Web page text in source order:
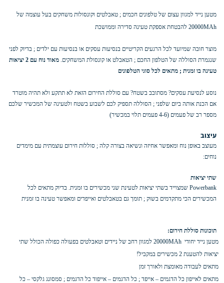
מטען נייד למגוון עצום של טלפונים חכמים ; טאבלטים וקונסולות משחקים בעל עוצמה של
20000MAh להבטחת אספקת טעינה סדירה וממושכת
מוצר חובה שמיועד לכל הרגעים הקריטיים בנסיעות עסקים או בנסיעות עם ילדים ; בדיוק לפני
שנגמרת הסוללה של הטלפון החכם ; הטאבלט או קונסולת המשחקים.
מאוד נוח עם 2 יציאות
טעינה בו זמנית ; מתאים לכל סוגי הטלפונים
נוסע לנסיעת עסקים? מסתובב בשטח? עם סוללת החירום הזאת לא תתקע ולא תהיה מוטרד
אם הכנת אותה ביום שלפני ; הסוללה תספיק לכם לשבוע בשטח ולטעינה של המכשיר שלכם
מספר רב של פעמים (4-6 פעמים תלוי במכשיר)
עיצוב
מעוצב באופן נוח ומאפשר אחיזה ונשיאה בצורה קלה ; סוללות חירום עוצמתית עם מימדים
נוחים:
שתי יציאות
Powerbank שמצוייד בשתי יציאות לטעינת שני מכשירים בו זמנית. בדיוק מתאים לכל
המכשירים הכי מתקדמים בשוק ; תומך גם בטאבלטים ואייפדים ומאפשר טעינה בו זמנית
תוכונות סוללת חירום:
מטען נייד יחודי 20000MAh למגוון רחב של ניידים וטאבלטים בפעולה כפולה הכולל שתי
יציאות להטענת 2 מכשירים במקביל!
מתאים לעבודה מאומצת ולאורך זמן
מתאים לאייפון כל הדגמים – אייפד ; כל הדגמים – אייפוד כל הדגמים ; סמסונג גלקסי – כל